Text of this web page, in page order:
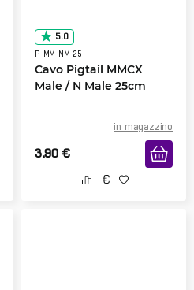
5.0
P-MM-NM-25
Cavo Pigtail MMCX
Male / N Male 25cm
in magazzino
3.90 €